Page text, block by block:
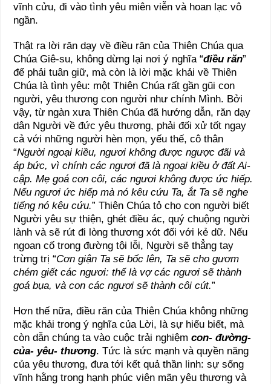
vĩnh cửu, đi vào tình yêu miên viễn và hoan lạc vô
ngần.
Thật ra lời răn dạy về điều răn của Thiên Chúa qua
Chúa Giê-su, không dừng lại nơi ý nghĩa “điều răn”
để phải tuân giữ, mà còn là lời mặc khải về Thiên
Chúa là tình yêu: một Thiên Chúa rất gần gũi con
người, yêu thương con người như chính Mình. Bởi
vậy, từ ngàn xưa Thiên Chúa đã hướng dẫn, răn dạy
dân Người về đức yêu thương, phải đối xử tốt ngay
cả với những người hèn mọn, yếu thế, cô thân
“Người ngoại kiều, ngươi không được ngược đãi và
áp bức, vì chính các ngươi đã là ngoại kiều ở đất Ai-
cập. Mẹ goá con côi, các ngươi không được ức hiếp.
Nếu ngươi ức hiếp mà nó kêu cứu Ta, ắt Ta sẽ nghe
tiếng nó kêu cứu.” Thiên Chúa tỏ cho con người biết
Người yêu sự thiện, ghét điều ác, quý chuộng người
lành và sẽ rút đi lòng thương xót đối với kẻ dữ. Nếu
ngoan cố trong đường tội lỗi, Người sẽ thẳng tay
trừng trị “Cơn giận Ta sẽ bốc lên, Ta sẽ cho gươm
chém giết các ngươi: thế là vợ các ngươi sẽ thành
goá bụa, và con các ngươi sẽ thành côi cút.”
Hơn thế nữa, điều răn của Thiên Chúa không những
mặc khải trong ý nghĩa của Lời, là sự hiểu biết, mà
còn dẫn chúng ta vào cuộc trải nghiệmcon- đường-
của- yêu- thương. Tức là sức mạnh và quyền năng
của yêu thương, đưa tới kết quả thần linh: sự sống
vĩnh hằng trong hạnh phúc viên mãn yêu thương và